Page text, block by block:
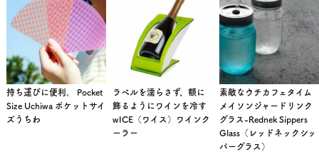
持ち運びに便利。 Pocket
Size Uchiwa ポケットサイ
ズうちわ
ラベルを濡らさず、額に
飾るようにワインを冷す
wICE（ワイス）ワインク
ーラー
素敵なウチカフェタイム
メイソンジャードリンク
グラス-Rednek Sippers
Glass（レッドネックシッ
パーグラス）